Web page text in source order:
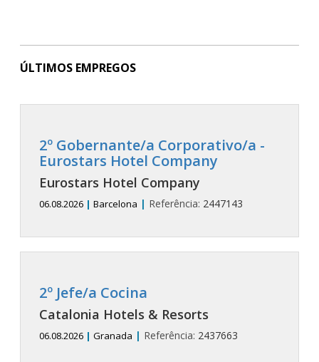
ÚLTIMOS EMPREGOS
2º Gobernante/a Corporativo/a -
Eurostars Hotel Company
Eurostars Hotel Company
06.08.2026 | Barcelona | Referência: 2447143
2º Jefe/a Cocina
Catalonia Hotels & Resorts
06.08.2026 | Granada | Referência: 2437663